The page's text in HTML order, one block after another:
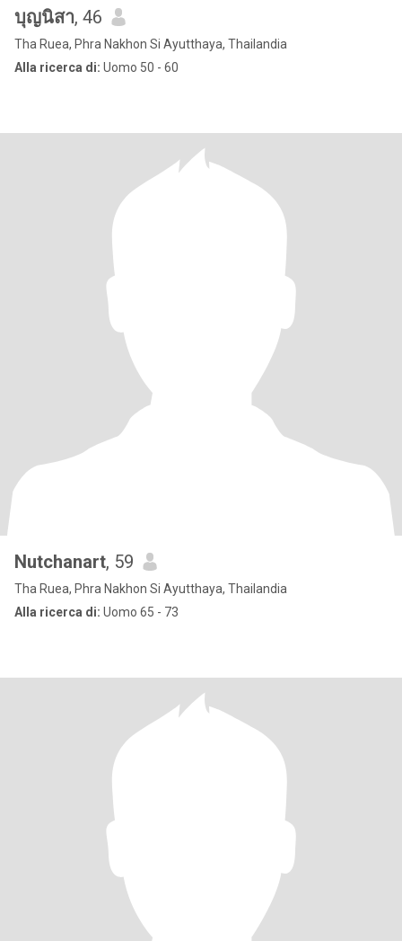
บุญนิสา, 46
Tha Ruea, Phra Nakhon Si Ayutthaya, Thailandia
Alla ricerca di: Uomo 50 - 60
Nutchanart, 59
Tha Ruea, Phra Nakhon Si Ayutthaya, Thailandia
Alla ricerca di: Uomo 65 - 73